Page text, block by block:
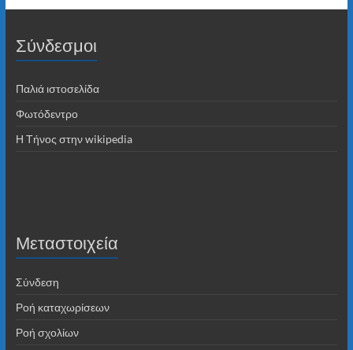
Σύνδεσμοι
Παλιά ιστοσελίδα
Φωτόδεντρο
Η Τήνος στην wikipedia
Μεταστοιχεία
Σύνδεση
Ροή καταχωρίσεων
Ροή σχολίων